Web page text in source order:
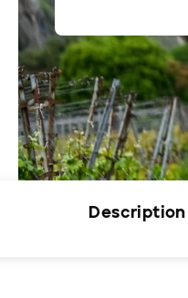
Description